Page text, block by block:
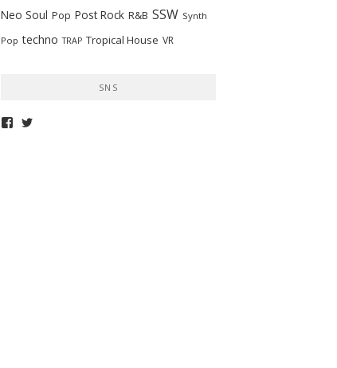
Neo Soul Pop Post Rock R&B SSW Synth
Pop techno TRAP Tropical House VR
SNS
telepathymagazine